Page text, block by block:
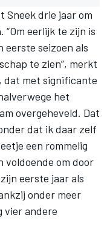
drie jaar om
eerlijk te zijn is
eerste seizoen als
te zien”, merkt
dat met significante
het
overgeheveld. Dat
dat ik daar zelf
een rommelig
voldoende om door
eerste jaar als
onder meer
vier andere